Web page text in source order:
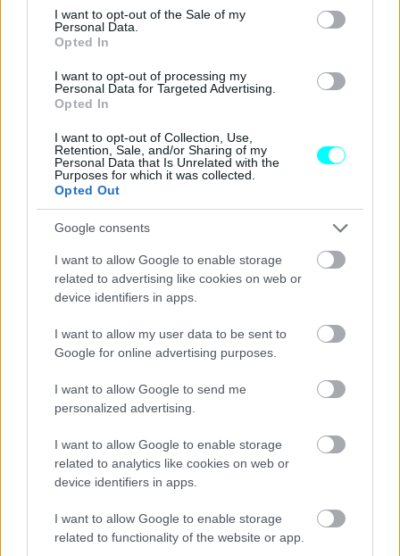
consent section.
I want to opt-out of the Sale of my
Personal Data.
Opted In
I want to opt-out of processing my
Personal Data for Targeted Advertising.
Opted In
I want to opt-out of Collection, Use,
Retention, Sale, and/or Sharing of my
Personal Data that Is Unrelated with the
Purposes for which it was collected.
Opted Out
Google consents
I want to allow Google to enable storage
related to advertising like cookies on web or
device identifiers in apps.
I want to allow my user data to be sent to
Google for online advertising purposes.
I want to allow Google to send me
personalized advertising.
I want to allow Google to enable storage
related to analytics like cookies on web or
device identifiers in apps.
I want to allow Google to enable storage
related to functionality of the website or app.